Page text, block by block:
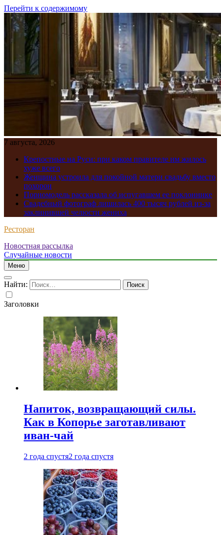
Перейти к содержимому
7 августа, 2026
Крепостные на Руси: при каком правителе им жилось
хуже всего
Женщина устроила для покойной матери свадьбу вместо
похорон
Порномодель рассказала об испугавшем ее поклоннике
Свадебный фотограф лишилась 400 тысяч рублей из-за
заклинившей челюсти жениха
Ресторан
Новостная рассылка
Случайные новости
Меню
Найти:
Заголовки
Напиток, возвращающий силы.
Как в Копорье заготавливают
иван-чай
2 года спустя2 года спустя